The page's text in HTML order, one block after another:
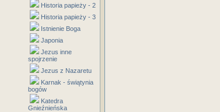
Historia papieży - 2
Historia papieży - 3
Istnienie Boga
Japonia
Jezus inne
spojrzenie
Jezus z Nazaretu
Karnak - świątynia
bogów
Katedra
Gnieźnieńska